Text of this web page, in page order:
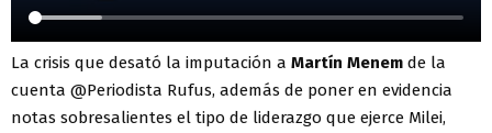
La crisis que desató la imputación a Martín Menem de la
cuenta @Periodista Rufus, además de poner en evidencia
notas sobresalientes el tipo de liderazgo que ejerce Milei,